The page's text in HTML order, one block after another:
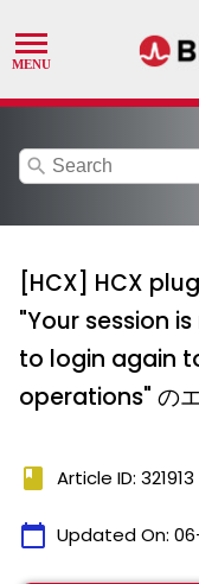
search
[HCX] HCX
"Your session
to login again
operations" の
book Article ID: 321913
calendar_today Updated On: